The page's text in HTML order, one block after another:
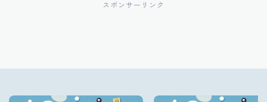
スポンサーリンク